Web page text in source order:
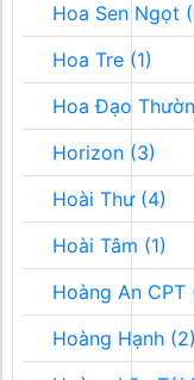
Hoa Sen Ngọt
Hoa Tre (1)
Hoa Đạo
Horizon (3)
Hoài Thư (4)
Hoài Tâm (1)
Hoàng An CPT
Hoàng Hạnh (2)